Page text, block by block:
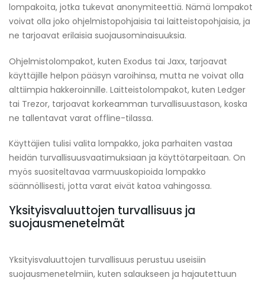
lompakoita, jotka tukevat anonymiteettiä. Nämä lompakot
voivat olla joko ohjelmistopohjaisia tai laitteistopohjaisia, ja
ne tarjoavat erilaisia suojausominaisuuksia.
Ohjelmistolompakot, kuten Exodus tai Jaxx, tarjoavat
käyttäjille helpon pääsyn varoihinsa, mutta ne voivat olla
alttiimpia hakkeroinnille. Laitteistolompakot, kuten Ledger
tai Trezor, tarjoavat korkeamman turvallisuustason, koska
ne tallentavat varat offline-tilassa.
Käyttäjien tulisi valita lompakko, joka parhaiten vastaa
heidän turvallisuusvaatimuksiaan ja käyttötarpeitaan. On
myös suositeltavaa varmuuskopioida lompakko
säännöllisesti, jotta varat eivät katoa vahingossa.
Yksityisvaluuttojen turvallisuus ja
suojausmenetelmät
Yksityisvaluuttojen turvallisuus perustuu useisiin
suojausmenetelmiin, kuten salaukseen ja hajautettuun